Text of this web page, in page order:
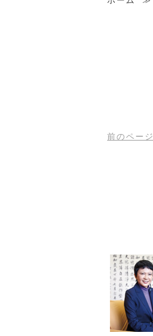
前のページ